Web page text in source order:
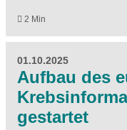
2 Min
01.10.2025
Aufbau des
gestartet